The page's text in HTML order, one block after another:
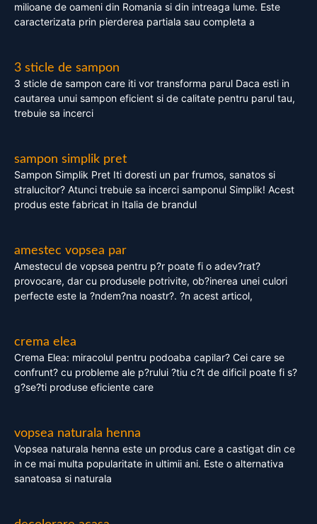
milioane de oameni din Romania si din intreaga lume. Este
caracterizata prin pierderea partiala sau completa a
3 sticle de sampon
3 sticle de sampon care iti vor transforma parul Daca esti in
cautarea unui sampon eficient si de calitate pentru parul tau,
trebuie sa incerci
sampon simplik pret
Sampon Simplik Pret Iti doresti un par frumos, sanatos si
stralucitor? Atunci trebuie sa incerci samponul Simplik! Acest
produs este fabricat in Italia de brandul
amestec vopsea par
Amestecul de vopsea pentru p?r poate fi o adev?rat?
provocare, dar cu produsele potrivite, ob?inerea unei culori
perfecte este la ?ndem?na noastr?. ?n acest articol,
crema elea
Crema Elea: miracolul pentru podoaba capilar? Cei care se
confrunt? cu probleme ale p?rului ?tiu c?t de dificil poate fi s?
g?se?ti produse eficiente care
vopsea naturala henna
Vopsea naturala henna este un produs care a castigat din ce
in ce mai multa popularitate in ultimii ani. Este o alternativa
sanatoasa si naturala